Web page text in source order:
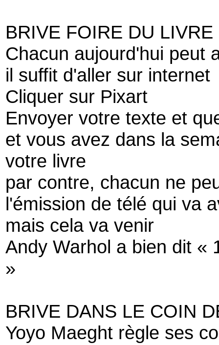
BRIVE FOIRE DU LIVRE
Chacun aujourd'hui peut
il suffit d'aller sur internet
Cliquer sur Pixart
Envoyer votre texte et
et vous avez dans la
votre livre
par contre, chacun ne
l'émission de télé qui va
mais cela va venir
Andy Warhol a bien dit «
»
BRIVE DANS LE COIN
Yoyo Maeght règle ses